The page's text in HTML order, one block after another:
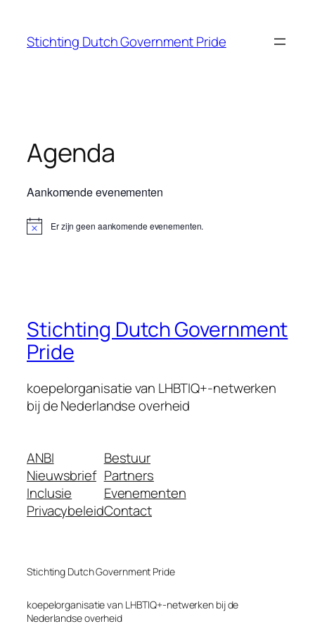
Stichting Dutch Government Pride
Agenda
Aankomende evenementen
BerichtEr zijn geen aankomende evenementen.
Stichting Dutch Government
Pride
koepelorganisatie van LHBTIQ+-netwerken
bij de Nederlandse overheid
ANBI
Nieuwsbrief
Inclusie
Privacybeleid
Bestuur
Partners
Evenementen
Contact
Stichting Dutch Government Pride
koepelorganisatie van LHBTIQ+-netwerken bij de
Nederlandse overheid